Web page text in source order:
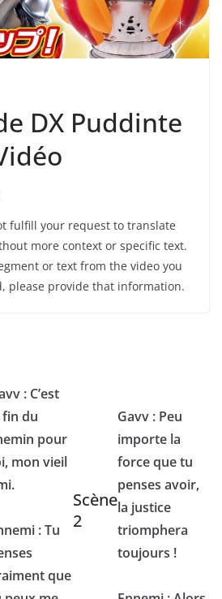
DX Puddinte
fulfill your request to translate
more context or specific text.
or text from the video you
please provide that information.
: C’est
fin du
pour
mon vieil
: Tu
que
Scène
2
Gavv : Peu
importe la
force que tu
penses avoir,
la justice
triomphera
toujours !